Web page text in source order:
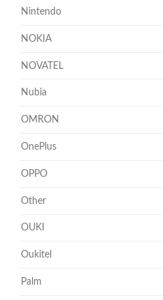
Nintendo
NOKIA
NOVATEL
Nubia
OMRON
OnePlus
OPPO
Other
OUKI
Oukitel
Palm